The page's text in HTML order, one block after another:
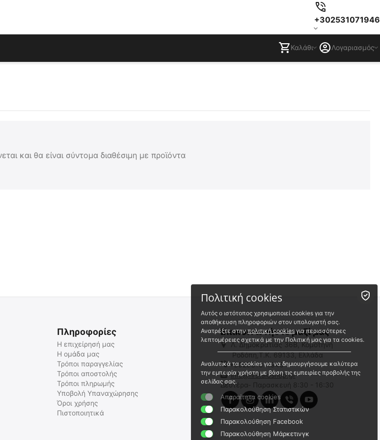
+302531071946
Καλάθι Λογαριασμός
και θα είναι σύντομα διαθέσιμη με προϊόντα
Πληροφορίες
Η επιχείρησή μας
Η ομάδα μας
Τρόποι παραγγελίας
Τρόποι αποστολής
Τρόποι πληρωμής
Υποβολή Υπαναχώρησης
Όροι χρήσης
Πιστοποιητικά
Επικοινωνήστε μαζί μας
Λ. Δημοκρατίας 36Β, Κομοτηνή
Ροδόπη,Τ.Κ. 69133, Ελλάδα
+302531071946
info@firstaidshop.gr
Δευτέρα- Παρασκευή 8:30 - 16:30
Πολιτική cookies
Αυτός ο ιστότοπος χρησιμοποιεί cookies για την
αποθήκευση πληροφοριών στον υπολογιστή σας.
Ανατρέξτε στηνπολιτική cookiesγια περισσότερες
λεπτομέρειες σχετικά με την Πολιτική μας για τα cookies.
Αναλυτικά τα cookies για να δημιουργήσουμε καλύτερα
την εμπειρία χρήστη με βάση τις εμπειρίες προβολής της
σελίδας σας.
Απαραίτητα cookies
Παρακολούθηση Στατιστικών
Παρακολούθηση Facebook
Παρακολούθηση Μάρκετινγκ